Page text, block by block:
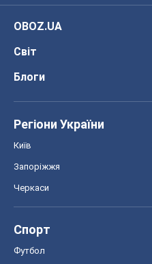
OBOZ.UA
Світ
Блоги
Регіони України
Київ
Запоріжжя
Черкаси
Спорт
Футбол